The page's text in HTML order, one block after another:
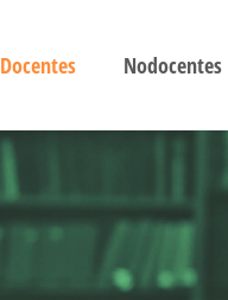
Docentes Nodocentes